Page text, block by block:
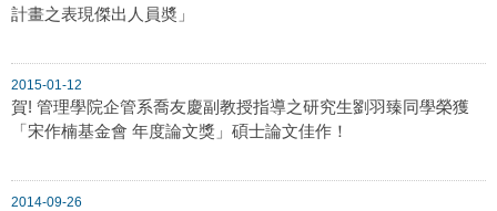
計畫之表現傑出人員奬」
2015-01-12
賀! 管理學院企管系喬友慶副教授指導之研究生劉羽臻同學榮獲
「宋作楠基金會 年度論文獎」碩士論文佳作！
2014-09-26